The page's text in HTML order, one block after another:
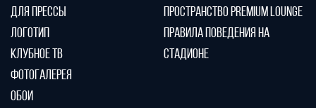
ДЛЯ ПРЕССЫ
ЛОГОТИП
КЛУБНОЕ ТВ
ФОТОГАЛЕРЕЯ
ОБОИ
ПРОСТРАНСТВО PREMIUM LOUNGE
ПРАВИЛА ПОВЕДЕНИЯ НА
СТАДИОНЕ